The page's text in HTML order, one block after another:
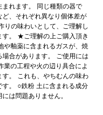
れます。 同じ種類の器で
、それぞれ異なり個体差が
りの味わいとして、ご理解し
す。 ★ご理解の上ご購入頂き
釉薬に含まれるガスが、焼
合があります。 ご使用には
の工程や火の辺り具合によ
。 これも、やちむんの味わ
。 ○鉄粉 土に含まれる成分
は問題ありません。